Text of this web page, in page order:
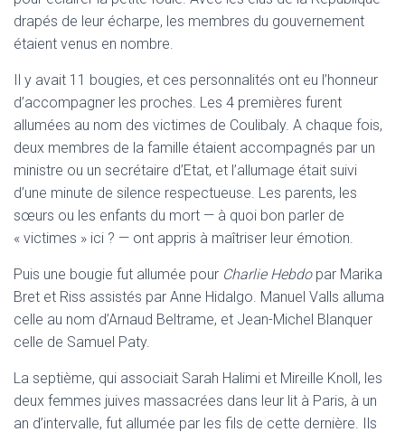
drapés de leur écharpe, les membres du gouvernement
étaient venus en nombre.
Il y avait 11 bougies, et ces personnalités ont eu l’honneur
d’accompagner les proches. Les 4 premières furent
allumées au nom des victimes de Coulibaly. A chaque fois,
deux membres de la famille étaient accompagnés par un
ministre ou un secrétaire d’Etat, et l’allumage était suivi
d’une minute de silence respectueuse. Les parents, les
sœurs ou les enfants du mort — à quoi bon parler de
« victimes » ici ? — ont appris à maîtriser leur émotion.
Puis une bougie fut allumée pour Charlie Hebdopar Marika
Bret et Riss assistés par Anne Hidalgo. Manuel Valls alluma
celle au nom d’Arnaud Beltrame, et Jean-Michel Blanquer
celle de Samuel Paty.
La septième, qui associait Sarah Halimi et Mireille Knoll, les
deux femmes juives massacrées dans leur lit à Paris, à un
an d’intervalle, fut allumée par les fils de cette dernière. Ils